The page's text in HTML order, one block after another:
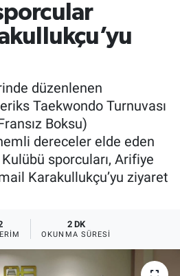
düzenlenen
Taekwondo Turnuvası
Boksu)
dereceler elde eden
sporcuları, Arifiye
Karakullukçu’yu ziyaret
2 DK
OKUNMA SÜRESI